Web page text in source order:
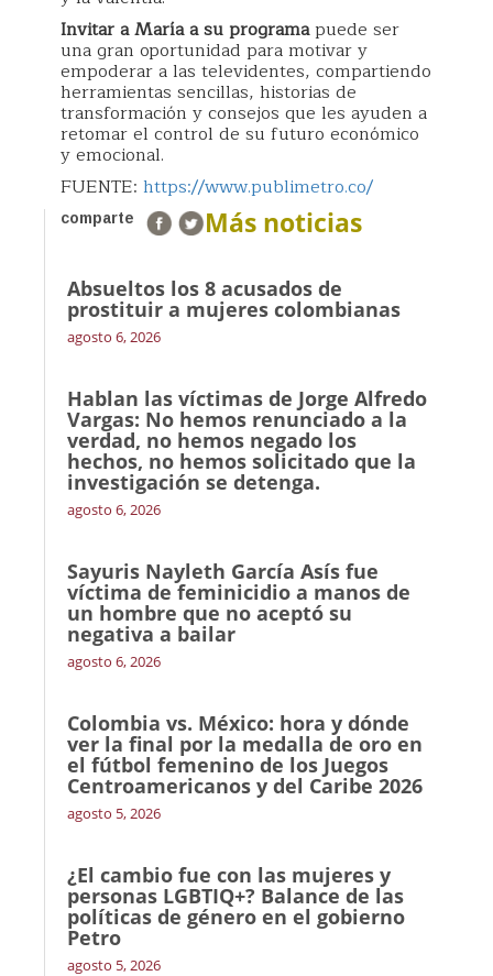
Invitar a María a su programapuede ser
una gran oportunidad para motivar y
empoderar a las televidentes, compartiendo
herramientas sencillas, historias de
transformación y consejos que les ayuden a
retomar el control de su futuro económico
y emocional.
FUENTE: https://www.publimetro.co/
comparte Más noticias
Absueltos los 8 acusados de
prostituir a mujeres colombianas
agosto 6, 2026
Hablan las víctimas de Jorge Alfredo
Vargas: No hemos renunciado a la
verdad, no hemos negado los
hechos, no hemos solicitado que la
investigación se detenga.
agosto 6, 2026
Sayuris Nayleth García Asís fue
víctima de feminicidio a manos de
un hombre que no aceptó su
negativa a bailar
agosto 6, 2026
Colombia vs. México: hora y dónde
ver la final por la medalla de oro en
el fútbol femenino de los Juegos
Centroamericanos y del Caribe 2026
agosto 5, 2026
¿El cambio fue con las mujeres y
personas LGBTIQ+? Balance de las
políticas de género en el gobierno
Petro
agosto 5, 2026